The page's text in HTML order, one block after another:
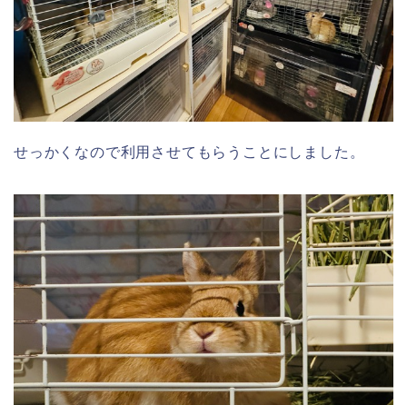
せっかくなので利用させてもらうことにしました。